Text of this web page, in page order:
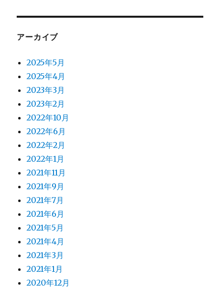
アーカイブ
2025年5月
2025年4月
2023年3月
2023年2月
2022年10月
2022年6月
2022年2月
2022年1月
2021年11月
2021年9月
2021年7月
2021年6月
2021年5月
2021年4月
2021年3月
2021年1月
2020年12月